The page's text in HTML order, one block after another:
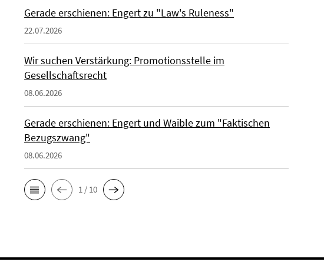
Gerade erschienen: Engert zu "Law's Ruleness"
22.07.2026
Wir suchen Verstärkung: Promotionsstelle im
Gesellschaftsrecht
08.06.2026
Gerade erschienen: Engert und Waible zum "Faktischen
Bezugszwang"
08.06.2026
1 / 10